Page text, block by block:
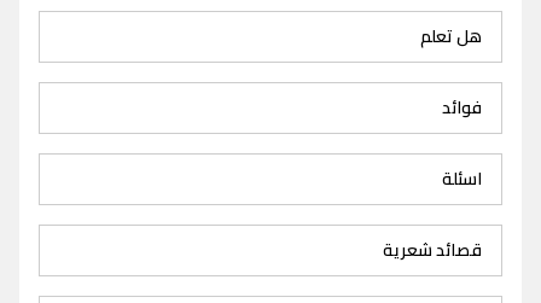
هل تعلم
فوائد
اسئلة
قصائد شعرية